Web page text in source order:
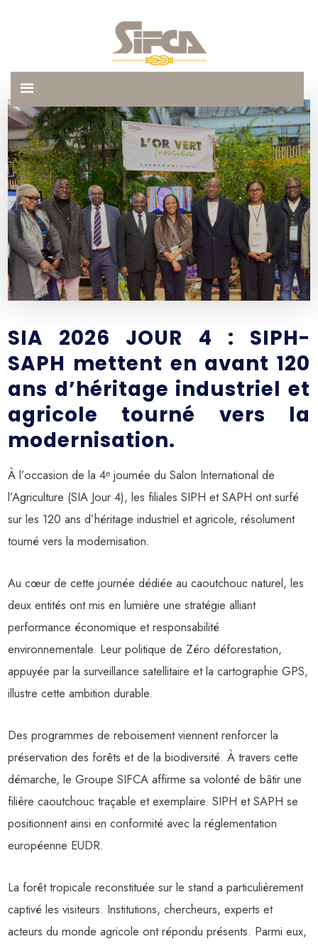
SIA 2026 JOUR 4 : SIPH-
SAPH mettent en avant 120
ans d’héritage industriel et
agricole tourné vers la
modernisation.
À l’occasion de la 4ᵉ journée du Salon International de
l’Agriculture (SIA Jour 4), les filiales SIPH et SAPH ont surfé
sur les 120 ans d’héritage industriel et agricole, résolument
tourné vers la modernisation.
Au cœur de cette journée dédiée au caoutchouc naturel, les
deux entités ont mis en lumière une stratégie alliant
performance économique et responsabilité
environnementale. Leur politique de Zéro déforestation,
appuyée par la surveillance satellitaire et la cartographie GPS,
illustre cette ambition durable.
Des programmes de reboisement viennent renforcer la
préservation des forêts et de la biodiversité. À travers cette
démarche, le Groupe SIFCA affirme sa volonté de bâtir une
filière caoutchouc traçable et exemplaire. SIPH et SAPH se
positionnent ainsi en conformité avec la réglementation
européenne EUDR.
La forêt tropicale reconstituée sur le stand a particulièrement
captivé les visiteurs. Institutions, chercheurs, experts et
acteurs du monde agricole ont répondu présents. Parmi eux,